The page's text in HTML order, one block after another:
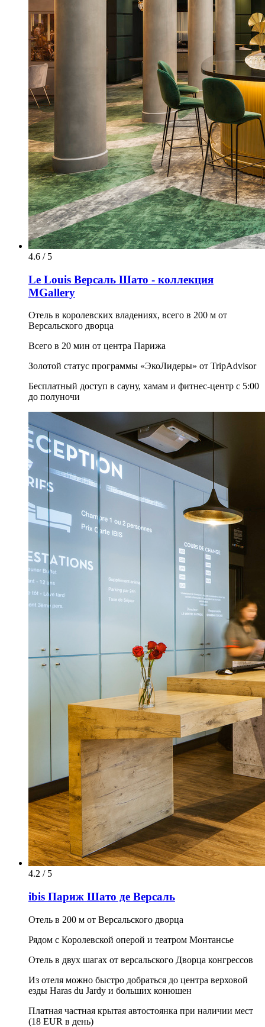
4.6 / 5
Le Louis Версаль Шато - коллекция
MGallery
Отель в королевских владениях, всего в 200 м от
Версальского дворца
Всего в 20 мин от центра Парижа
Золотой статус программы «ЭкоЛидеры» от TripAdvisor
Бесплатный доступ в сауну, хамам и фитнес-центр с 5:00
до полуночи
4.2 / 5
ibis Париж Шато де Версаль
Отель в 200 м от Версальского дворца
Рядом с Королевской оперой и театром Монтансье
Отель в двух шагах от версальского Дворца конгрессов
Из отеля можно быстро добраться до центра верховой
езды Haras du Jardy и больших конюшен
Платная частная крытая автостоянка при наличии мест
(18 EUR в день)